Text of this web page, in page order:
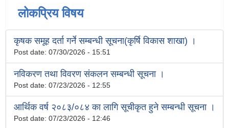
लोकप्रिय विषय
कृषक समूह दर्ता गर्ने सम्बन्धी सूचना(कृर्षि विकास शाखा) ।
Post date: 07/30/2026 - 15:51
नविकरण तथा विवरण संकलन सम्बन्धी सूचना ।
Post date: 07/23/2026 - 12:55
आर्थिक वर्ष २०८३/०८४ का लागि सूचीकृत हुने सम्बन्धी सूचना ।
Post date: 07/23/2026 - 12:46